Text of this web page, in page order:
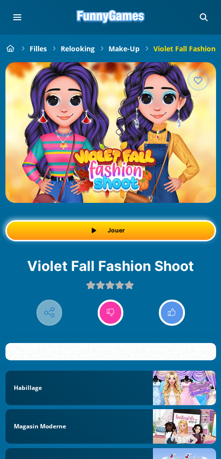
Filles Relooking Make-Up Violet Fall Fashion
Jouer
Violet Fall Fashion Shoot
Habillage
Magasin Moderne